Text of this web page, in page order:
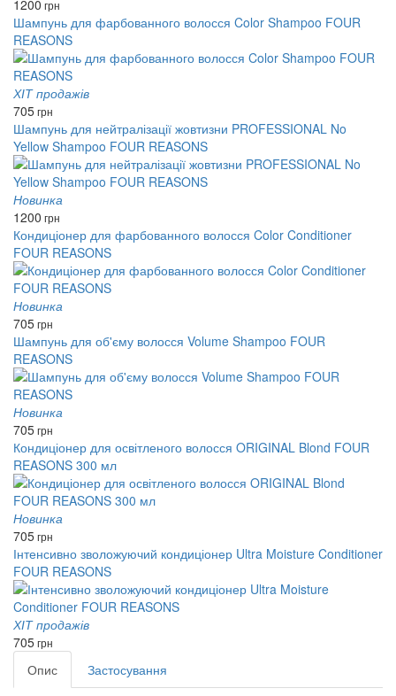
1200 грн
Шампунь для фарбованного волосся Color Shampoo FOUR
REASONS
ХІТ продажів
705грн
Шампунь для нейтралізації жовтизни PROFESSIONAL No
Yellow Shampoo FOUR REASONS
Новинка
1200 грн
Кондиціонер для фарбованного волосся Color Conditioner
FOUR REASONS
Новинка
705грн
Шампунь для об'єму волосся Volume Shampoo FOUR
REASONS
Новинка
705грн
Кондиціонер для освітленого волосся ORIGINAL Blond FOUR
REASONS 300 мл
Новинка
705грн
Інтенсивно зволожуючий кондиціонер Ultra Moisture Conditioner
FOUR REASONS
ХІТ продажів
705грн
Опис Застосування